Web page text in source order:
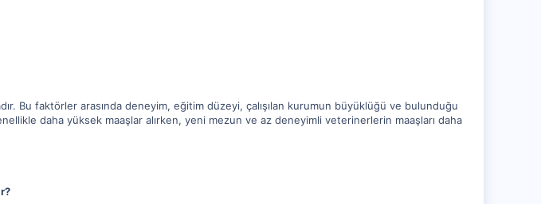
Bu faktörler arasında deneyim, eğitim düzeyi, çalışılan kurumun büyüklüğü ve bulunduğu
daha yüksek maaşlar alırken, yeni mezun ve az deneyimli veterinerlerin maaşları daha